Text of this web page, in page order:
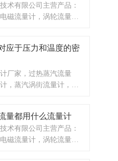
术有限公司主营产品：
磁流量计，涡轮流量
，热量表，差压式仪
水质监测设备，压力仪
电气自动化项目。
应于压力和温度的密
厂家，过热蒸汽流量
，蒸汽涡街流量计，蒸
量都用什么流量计
术有限公司主营产品：
磁流量计，涡轮流量